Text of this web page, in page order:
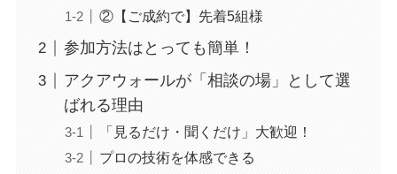
②【ご成約で】先着5組様
参加方法はとっても簡単！
アクアウォールが「相談の場」として選
ばれる理由
「見るだけ・聞くだけ」大歓迎！
プロの技術を体感できる